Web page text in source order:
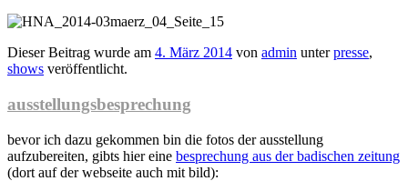
Dieser Beitrag wurde am 4. März 2014 von admin unterpresse,
shows veröffentlicht.
ausstellungsbesprechung
bevor ich dazu gekommen bin die fotos der ausstellung
aufzubereiten, gibts hier eine besprechung aus der badischen zeitung
(dort auf der webseite auch mit bild):